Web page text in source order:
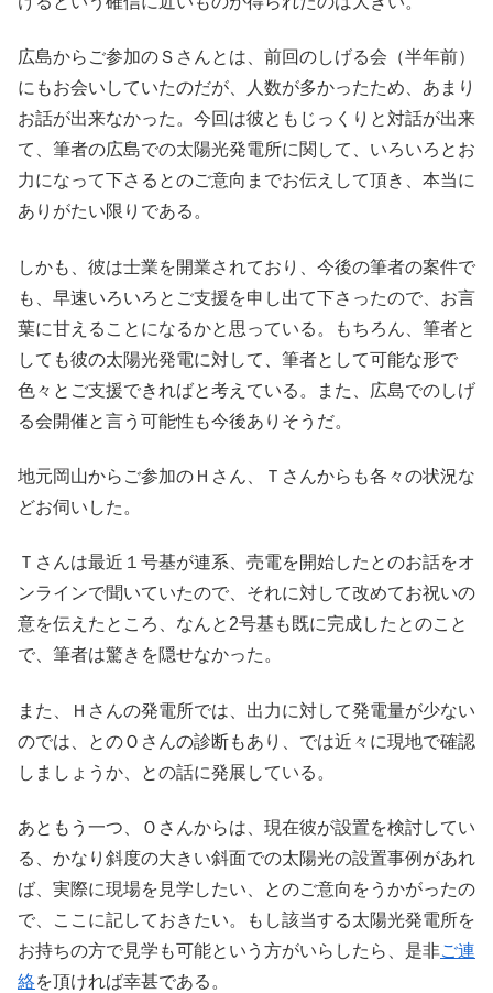
広島からご参加のＳさんとは、前回のしげる会（半年前）
にもお会いしていたのだが、人数が多かったため、あまり
お話が出来なかった。今回は彼ともじっくりと対話が出来
て、筆者の広島での太陽光発電所に関して、いろいろとお
力になって下さるとのご意向までお伝えして頂き、本当に
ありがたい限りである。
しかも、彼は士業を開業されており、今後の筆者の案件で
も、早速いろいろとご支援を申し出て下さったので、お言
葉に甘えることになるかと思っている。もちろん、筆者と
しても彼の太陽光発電に対して、筆者として可能な形で
色々とご支援できればと考えている。また、広島でのしげ
る会開催と言う可能性も今後ありそうだ。
地元岡山からご参加のＨさん、Ｔさんからも各々の状況な
どお伺いした。
Ｔさんは最近１号基が連系、売電を開始したとのお話をオ
ンラインで聞いていたので、それに対して改めてお祝いの
意を伝えたところ、なんと2号基も既に完成したとのこと
で、筆者は驚きを隠せなかった。
また、Ｈさんの発電所では、出力に対して発電量が少ない
のでは、とのＯさんの診断もあり、では近々に現地で確認
しましょうか、との話に発展している。
あともう一つ、Ｏさんからは、現在彼が設置を検討してい
る、かなり斜度の大きい斜面での太陽光の設置事例があれ
ば、実際に現場を見学したい、とのご意向をうかがったの
で、ここに記しておきたい。もし該当する太陽光発電所を
お持ちの方で見学も可能という方がいらしたら、是非ご連
絡を頂ければ幸甚である。